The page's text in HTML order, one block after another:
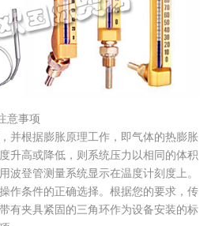
意事项
并根据膨胀原理工作，即气体的热膨胀
升高或降低，则系统压力以相同的体积
波登管测量系统显示在温度计刻度上。
作条件的正确选择。根据您的要求，传
有夹具紧固的三角环作为设备安装的标